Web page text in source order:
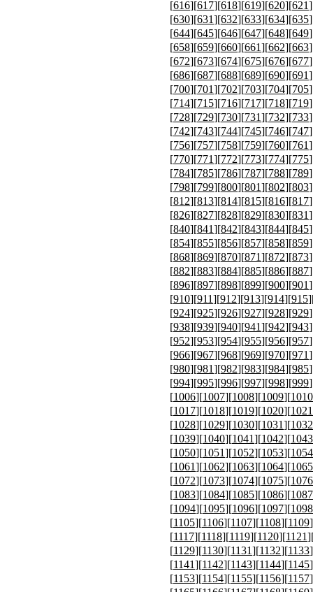
[616][617][618][619][620][621
[630][631][632][633][634][635
[644][645][646][647][648][649
[658][659][660][661][662][663
[672][673][674][675][676][677
[686][687][688][689][690][691
[700][701][702][703][704][705
[714][715][716][717][718][719
[728][729][730][731][732][733
[742][743][744][745][746][747
[756][757][758][759][760][761
[770][771][772][773][774][775
[784][785][786][787][788][789
[798][799][800][801][802][803
[812][813][814][815][816][817
[826][827][828][829][830][831
[840][841][842][843][844][845
[854][855][856][857][858][859
[868][869][870][871][872][873
[882][883][884][885][886][887
[896][897][898][899][900][901
[910][911][912][913][914][915
[924][925][926][927][928][929
[938][939][940][941][942][943
[952][953][954][955][956][957
[966][967][968][969][970][971
[980][981][982][983][984][985
[994][995][996][997][998][999
[1006][1007][1008][1009][1010
[1017][1018][1019][1020][1021
[1028][1029][1030][1031][1032
[1039][1040][1041][1042][1043
[1050][1051][1052][1053][1054
[1061][1062][1063][1064][1065
[1072][1073][1074][1075][1076
[1083][1084][1085][1086][1087
[1094][1095][1096][1097][1098
[1105][1106][1107][1108][1109
[1117][1118][1119][1120][1121
[1129][1130][1131][1132][1133
[1141][1142][1143][1144][1145
[1153][1154][1155][1156][1157